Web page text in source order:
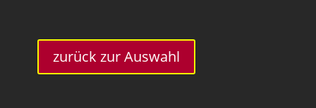
zurück zur Auswahl